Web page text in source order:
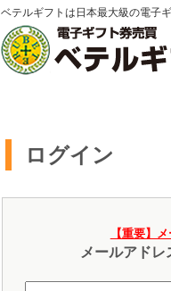
ベテルギフトは日本最大級の電子
ログイン
【重要】
メールアド